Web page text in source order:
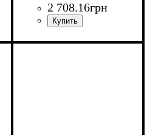
2 708.16грн